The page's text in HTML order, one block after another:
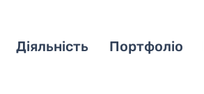
Діяльність Портфоліо